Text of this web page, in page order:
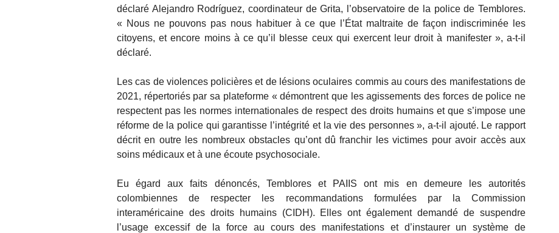
déclaré Alejandro Rodríguez, coordinateur de Grita, l’observatoire de la police de Temblores.
« Nous ne pouvons pas nous habituer à ce que l’État maltraite de façon indiscriminée les
citoyens, et encore moins à ce qu’il blesse ceux qui exercent leur droit à manifester », a-t-il
déclaré.
Les cas de violences policières et de lésions oculaires commis au cours des manifestations de
2021, répertoriés par sa plateforme « démontrent que les agissements des forces de police ne
respectent pas les normes internationales de respect des droits humains et que s’impose une
réforme de la police qui garantisse l’intégrité et la vie des personnes », a-t-il ajouté. Le rapport
décrit en outre les nombreux obstacles qu’ont dû franchir les victimes pour avoir accès aux
soins médicaux et à une écoute psychosociale.
Eu égard aux faits dénoncés, Temblores et PAIIS ont mis en demeure les autorités
colombiennes de respecter les recommandations formulées par la Commission
interaméricaine des droits humains (CIDH). Elles ont également demandé de suspendre
l’usage excessif de la force au cours des manifestations et d’instaurer un système de